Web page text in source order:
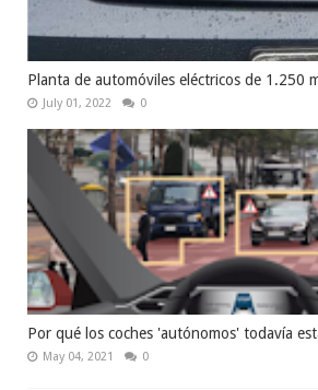
Planta de automóviles eléctricos de 1.250
July 01, 2022 0
Por qué los coches 'autónomos' todavía
May 04, 2021 0